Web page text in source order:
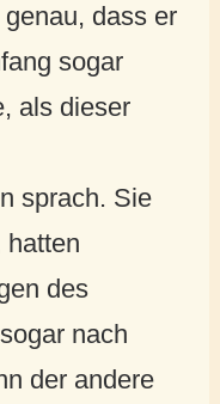
dass er
sogar
als dieser
sprach. Sie
hatten
des
nach
der andere